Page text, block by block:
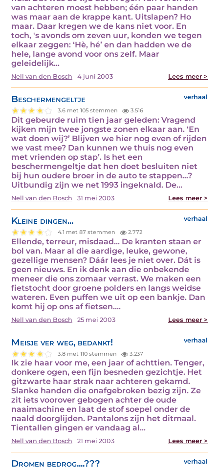
van achteren moest hebben; één paar handen
was maar aan de krappe kant. Uitslapen? Ho
maar. Daar kregen we de kans niet voor. En
toch, 's avonds om zeven uur, konden we tegen
elkaar zeggen: ‘Hè, hé’ en dan hadden we de
hele, lange avond voor ons zelf. Maar
geleidelijk…
Nell van den Bosch 4 juni 2003 Lees meer >
Beschermengeltje verhaal
3.6 met 105 stemmen 3.516
Dit gebeurde ruim tien jaar geleden: Vragend
kijken mijn twee jongste zonen elkaar aan. ‘En
wat doen wij?’ Blijven we hier nog even of rijden
we vast mee? Dan kunnen we thuis nog even
met vrienden op stap’. Is het een
beschermengeltje dat hen doet besluiten niet
bij hun oudere broer in de auto te stappen…?
Uitbundig zijn we net 1993 ingeknald. De…
Nell van den Bosch 31 mei 2003 Lees meer >
Kleine dingen... verhaal
4.1 met 87 stemmen 2.772
Ellende, terreur, misdaad… De kranten staan er
bol van. Maar al die aardige, leuke, gewone,
gezellige mensen? Dáár lees je niet over. Dát is
geen nieuws. En ik denk aan die onbekende
meneer die ons zomaar verrast. We maken een
fietstocht door groene polders en langs weidse
wateren. Even puffen we uit op een bankje. Dan
komt hij op ons af fietsen.…
Nell van den Bosch 25 mei 2003 Lees meer >
Meisje ver weg, bedankt! verhaal
3.8 met 110 stemmen 3.237
Ik zie haar voor me, een jaar of achttien. Tenger,
donkere ogen, een fijn besneden gezichtje. Het
gitzwarte haar strak naar achteren gekamd.
Slanke handen die onafgebroken bezig zijn. Ze
zit iets voorover gebogen achter de oude
naaimachine en laat de stof soepel onder de
naald doorglijden. Pantalons zijn het ditmaal.
Tientallen gingen er vandaag al…
Nell van den Bosch 21 mei 2003 Lees meer >
Dromen bedrog....??? verhaal